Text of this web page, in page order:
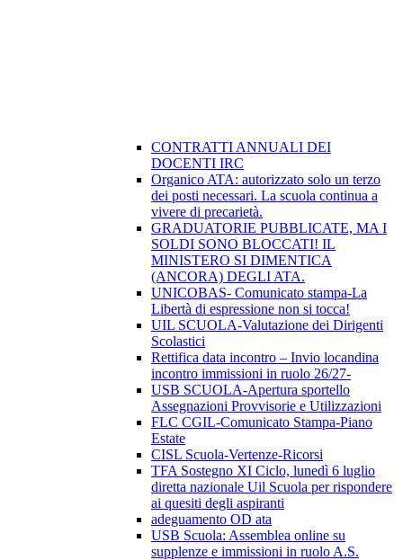
CONTRATTI ANNUALI DEI
DOCENTI IRC
Organico ATA: autorizzato solo un terzo
dei posti necessari. La scuola continua a
vivere di precarietà.
GRADUATORIE PUBBLICATE, MA I
SOLDI SONO BLOCCATI! IL
MINISTERO SI DIMENTICA
(ANCORA) DEGLI ATA.
UNICOBAS- Comunicato stampa-La
Libertà di espressione non si tocca!
UIL SCUOLA-Valutazione dei Dirigenti
Scolastici
Rettifica data incontro – Invio locandina
incontro immissioni in ruolo 26/27-
USB SCUOLA-Apertura sportello
Assegnazioni Provvisorie e Utilizzazioni
FLC CGIL-Comunicato Stampa-Piano
Estate
CISL Scuola-Vertenze-Ricorsi
TFA Sostegno XI Ciclo, lunedì 6 luglio
diretta nazionale Uil Scuola per rispondere
ai quesiti degli aspiranti
adeguamento OD ata
USB Scuola: Assemblea online su
supplenze e immissioni in ruolo A.S.